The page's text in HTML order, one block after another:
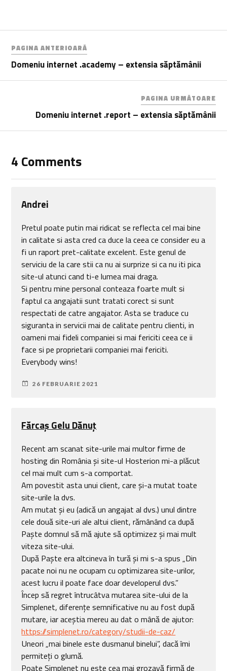
PAGINA ANTERIOARĂ
Domeniu internet .academy – extensia săptămânii
PAGINA URMĂTOARE
Domeniu internet .report – extensia săptămânii
4 Comments
Andrei
Pretul poate putin mai ridicat se reflecta cel mai bine
in calitate si asta cred ca duce la ceea ce consider eu a
fi un raport pret-calitate excelent. Este genul de
serviciu de la care stii ca nu ai surprize si ca nu iti pica
site-ul atunci cand ti-e lumea mai draga.
Si pentru mine personal conteaza foarte mult si
faptul ca angajatii sunt tratati corect si sunt
respectati de catre angajator. Asta se traduce cu
siguranta in servicii mai de calitate pentru clienti, in
oameni mai fideli companiei si mai fericiti ceea ce ii
face si pe proprietarii companiei mai fericiti.
Everybody wins!
26 FEBRUARIE 2021
Fărcaş Gelu Dănuţ
Recent am scanat site-urile mai multor firme de
hosting din România și site-ul Hosterion mi-a plăcut
cel mai mult cum s-a comportat.
Am povestit asta unui client, care și-a mutat toate
site-urile la dvs.
Am mutat și eu (adică un angajat al dvs.) unul dintre
cele două site-uri ale altui client, rămânând ca după
Paște domnul să mă ajute să optimizez și mai mult
viteza site-ului.
După Paște era altcineva în tură și mi s-a spus „Din
pacate noi nu ne ocupam cu optimizarea site-urilor,
acest lucru il poate face doar developerul dvs.”
Încep să regret întrucâtva mutarea site-ului de la
Simplenet, diferențe semnificative nu au fost după
mutare, iar aceștia mereu au dat o mână de ajutor:
https://simplenet.ro/category/studii-de-caz/
Uneori „mai binele este dusmanul binelui”, dacă îmi
permiteți o glumă.
Poate Simplenet nu este cea mai grozavă firmă de